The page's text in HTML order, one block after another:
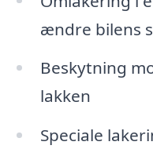
ændre bilens
Beskytning
lakken
Speciale